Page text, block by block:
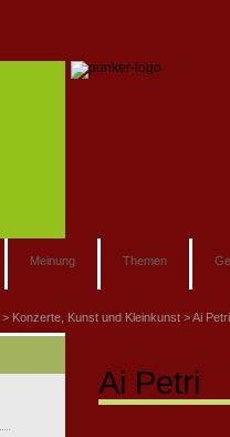
Meinung Themen
Konzerte, Kunst und Kleinkunst Ai
Ai Petri